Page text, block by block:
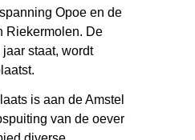
Opoe en de
Riekermolen. De
staat, wordt
is aan de Amstel
van de oever